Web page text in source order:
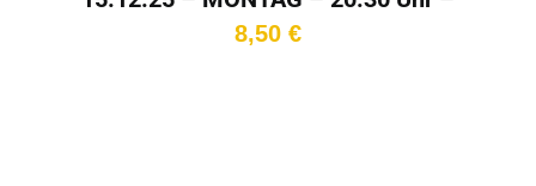
Kinotag
8,50 €